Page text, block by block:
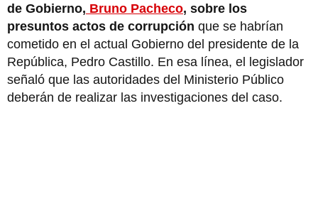
de Gobierno, Bruno Pacheco, sobre los
presuntos actos de corrupción que se habrían
cometido en el actual Gobierno del presidente de la
República, Pedro Castillo. En esa línea, el legislador
señaló que las autoridades del Ministerio Público
deberán de realizar las investigaciones del caso.